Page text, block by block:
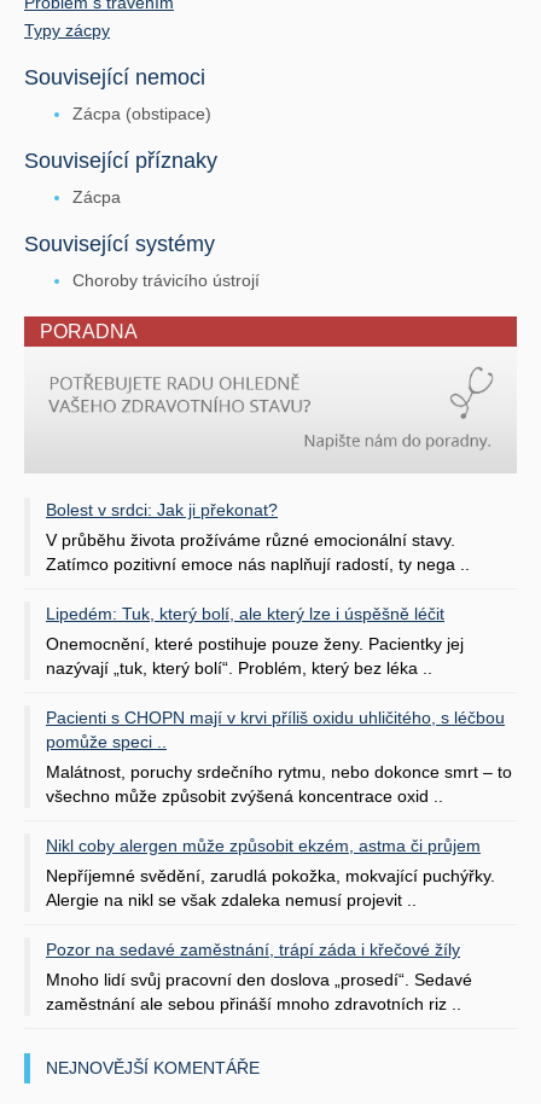
Typy zácpy
Související nemoci
Zácpa (obstipace)
Související příznaky
Zácpa
Související systémy
Choroby trávicího ústrojí
PORADNA
Bolest v srdci: Jak ji překonat?
V průběhu života prožíváme různé emocionální stavy.
Zatímco pozitivní emoce nás naplňují radostí, ty nega ..
Lipedém: Tuk, který bolí, ale který lze i úspěšně léčit
Onemocnění, které postihuje pouze ženy. Pacientky jej
nazývají „tuk, který bolí“. Problém, který bez léka ..
Pacienti s CHOPN mají v krvi příliš oxidu uhličitého, s léčbou
pomůže speci ..
Malátnost, poruchy srdečního rytmu, nebo dokonce smrt – to
všechno může způsobit zvýšená koncentrace oxid ..
Nikl coby alergen může způsobit ekzém, astma či průjem
Nepříjemné svědění, zarudlá pokožka, mokvající puchýřky.
Alergie na nikl se však zdaleka nemusí projevit ..
Pozor na sedavé zaměstnání, trápí záda i křečové žíly
Mnoho lidí svůj pracovní den doslova „prosedí“. Sedavé
zaměstnání ale sebou přináší mnoho zdravotních riz ..
NEJNOVĚJŠÍ KOMENTÁŘE